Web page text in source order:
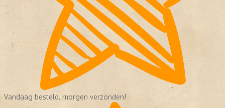
Vandaag besteld, morgen verzonden!